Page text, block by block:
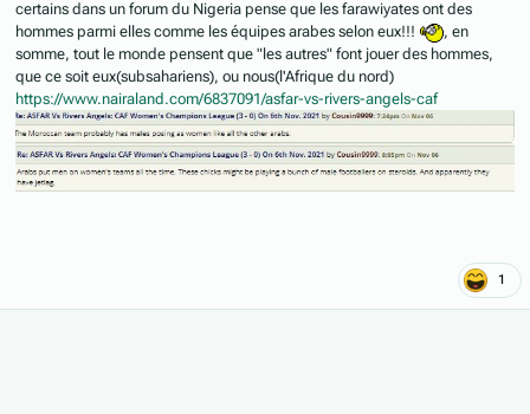
certains dans un forum du Nigeria pense que les farawiyates ont des
hommes parmi elles comme les équipes arabes selon eux!!!
, en
somme, tout le monde pensent que "les autres" font jouer des hommes,
que ce soit eux(subsahariens), ou nous(l'Afrique du nord)
https://www.nairaland.com/6837091/asfar-vs-rivers-angels-caf
1